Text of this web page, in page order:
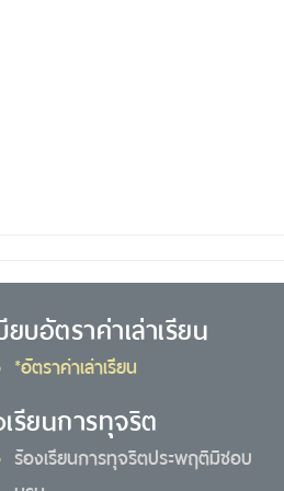
ยบอัตราค่าเล่าเรียน
*อัตราค่าเล่าเรียน
รียนการทุจริต
ร้องเรียนการทุจริตประพฤติมิชอบ